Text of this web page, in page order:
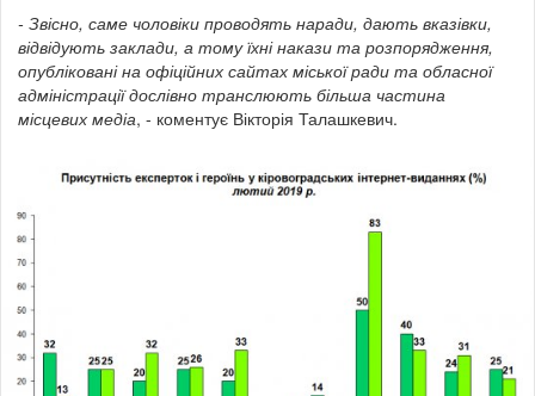
- Звісно, саме чоловіки проводять наради, дають вказівки,
відвідують заклади, а тому їхні накази та розпорядження,
опубліковані на офіційних сайтах міської ради та обласної
адміністрації дослівно транслюють більша частина
місцевих медіа, - коментує Вікторія Талашкевич.